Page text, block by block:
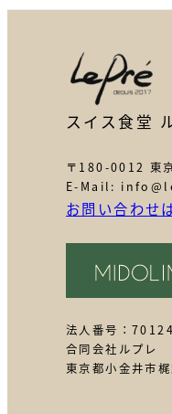
スイス食堂
〒180-0012 東
E-Mail:
お問い合わせ
法人番号：
合同会社ルプレ
東京都小金井市